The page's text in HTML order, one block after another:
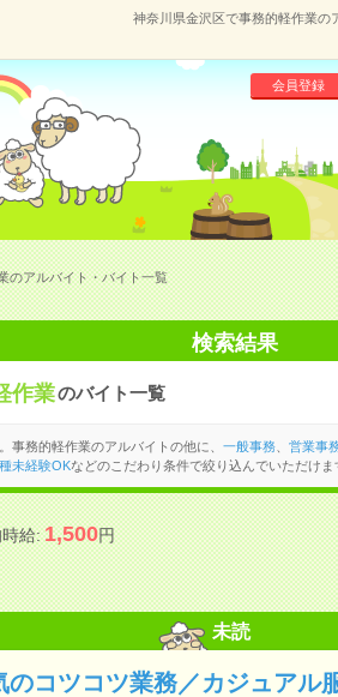
神奈川県金沢区で事務的軽作業の
会員登録
のアルバイト・バイト一覧
検索結果
作業のバイト一覧
事務的軽作業のアルバイトの他に、 一般事務、 営業事
未経験OKなどのこだわり条件で絞り込んでいただけま
給:1,500円
未読
コツコツ業務／カジュアル